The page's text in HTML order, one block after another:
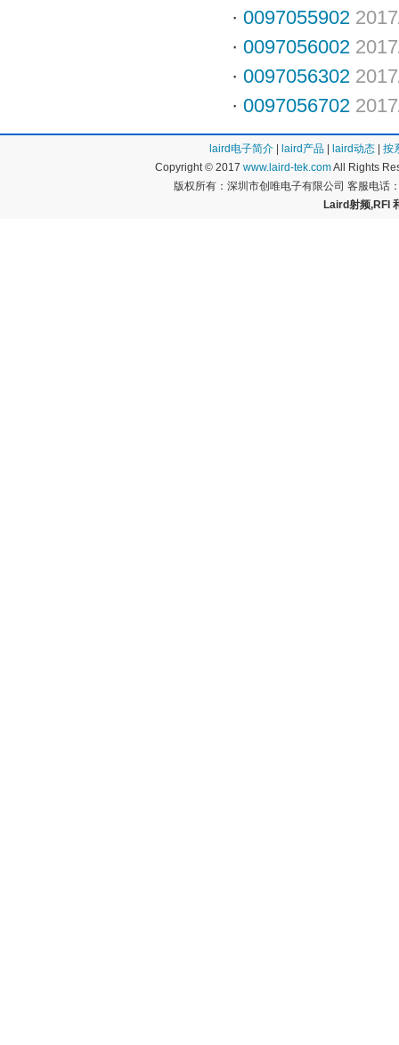
· 0097055902
· 0097056002
· 0097056302
· 0097056702
laird电子简介 laird产品 laird动态
按
Copyright © 2017 www.laird-tek.comAll Rights
版权所有：深圳市创唯电子有限公司 客服电话
Laird射频,RFI